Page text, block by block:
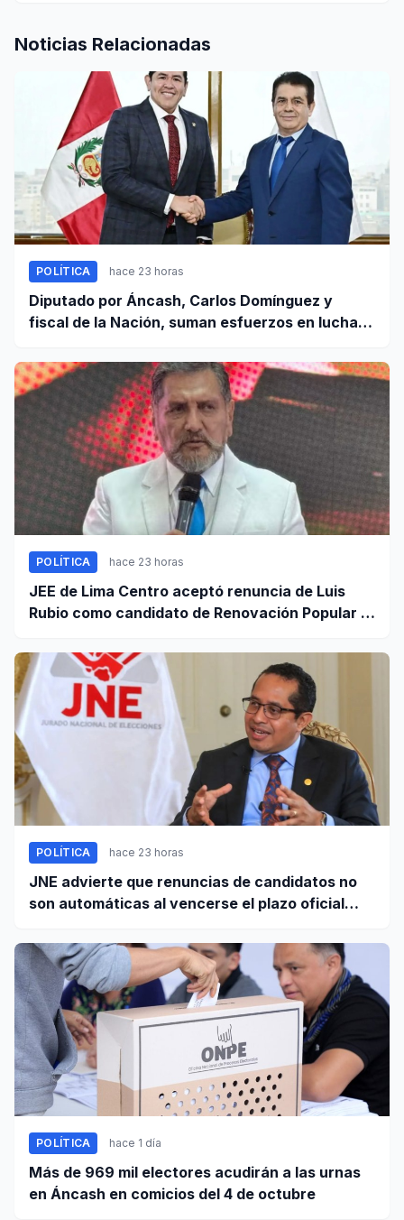
Noticias Relacionadas
POLÍTICA hace 23 horas
Diputado por Áncash, Carlos Domínguez y
fiscal de la Nación, suman esfuerzos en lucha
POLÍTICA hace 23 horas
JEE de Lima Centro aceptó renuncia de Luis
Rubio como candidato de Renovación Popular a
POLÍTICA hace 23 horas
JNE advierte que renuncias de candidatos no
son automáticas al vencerse el plazo oficial
POLÍTICA hace 1 día
Más de 969 mil electores acudirán a las urnas
en Áncash en comicios del 4 de octubre